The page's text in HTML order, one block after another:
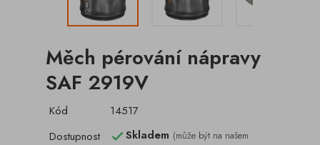
Měch pérování nápravy
SAF 2919V
Kód
14517
Dostupnost
Skladem (může být na našem